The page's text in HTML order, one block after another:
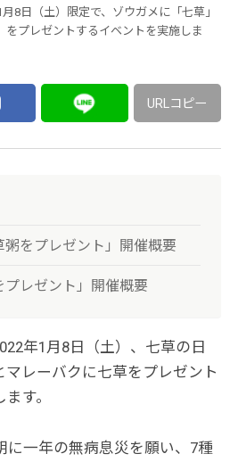
8日（土）限定で、ゾウガメに「七草」
をプレゼントするイベントを実施しま
URLコピー
粥をプレゼント」開催概要
プレゼント」開催概要
年1月8日（土）、七草の日
マレーバクに七草をプレゼント
す。
に一年の無病息災を願い、7種